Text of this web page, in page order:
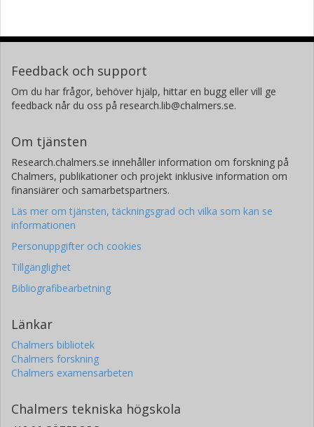
Feedback och support
Om du har frågor, behöver hjälp, hittar en bugg eller vill ge
feedback når du oss på research.lib@chalmers.se.
Om tjänsten
Research.chalmers.se innehåller information om forskning på
Chalmers, publikationer och projekt inklusive information om
finansiärer och samarbetspartners.
Läs mer om tjänsten, täckningsgrad och vilka som kan se
informationen
Personuppgifter och cookies
Tillgänglighet
Bibliografibearbetning
Länkar
Chalmers bibliotek
Chalmers forskning
Chalmers examensarbeten
Chalmers tekniska högskola